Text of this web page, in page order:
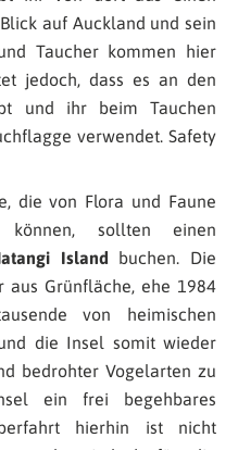
auf Auckland und sein
Taucher kommen hier
jedoch, dass es an den
und ihr beim Tauchen
verwendet. Safety
die von Flora und Faune
sollten einen
Island buchen. Die
aus Grünfläche, ehe 1984
von heimischen
die Insel somit wieder
bedrohter Vogelarten zu
ein frei begehbares
hierhin ist nicht